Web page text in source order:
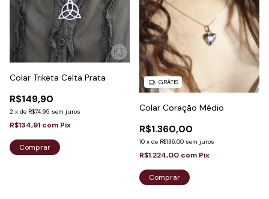
Colar Triketa Celta Prata
R$149,90
2 x de R$74,95 sem juros
R$134,91 com Pix
GRÁTIS
Colar Coração Médio
R$1.360,00
10 x de R$136,00 sem juros
R$1.224,00 com Pix
Comprar